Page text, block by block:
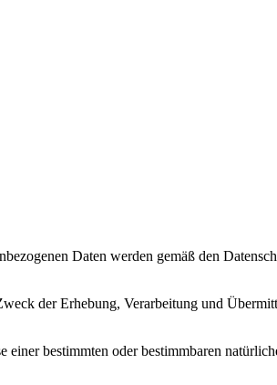
Daten werden gemäß den
der Erhebung, Verarbeitung und
einer bestimmten oder bestimmbaren